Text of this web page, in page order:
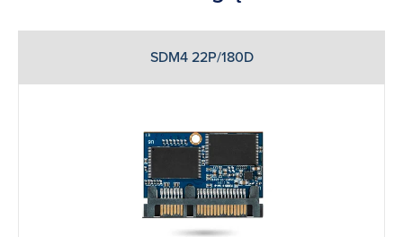
SDM4 22P/180D